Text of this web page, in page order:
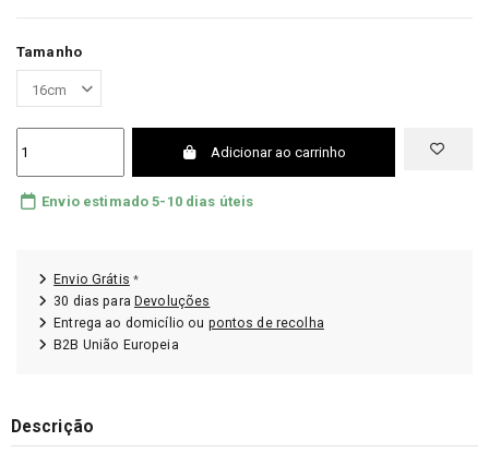
Tamanho
Adicionar ao carrinho
Envio estimado 5-10 dias úteis
Envio Grátis *
30 dias para Devoluções
Entrega ao domicílio ou pontos de recolha
B2B União Europeia
Descrição